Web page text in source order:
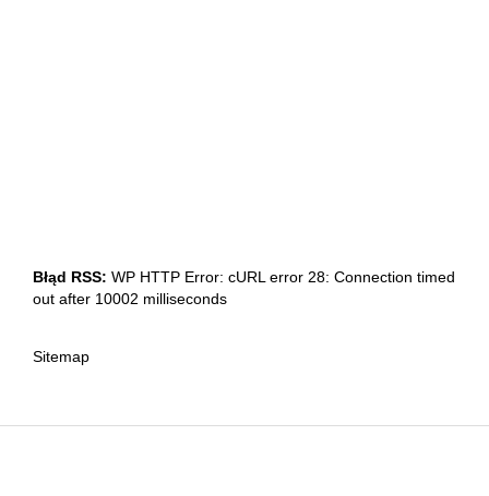
Błąd RSS: WP HTTP Error: cURL error 28: Connection timed
out after 10002 milliseconds
Sitemap